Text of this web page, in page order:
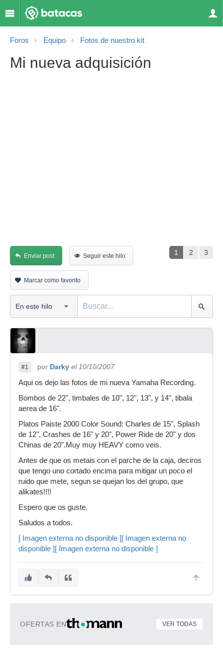
Foros Equipo Fotos de nuestro kit
Mi nueva adquisición
1 2 3
Enviar post Seguir este hilo
Marcar como favorito
#1 por Darky el 10/10/2007
Aqui os dejo las fotos de mi nueva Yamaha Recording.
Bombos de 22", timbales de 10", 12", 13", y 14", tibala
aerea de 16".
Platos Paiste 2000 Color Sound: Charles de 15", Splash
de 12", Crashes de 16" y 20", Power Ride de 20" y dos
Chinas de 20".Muy muy HEAVY como veis.
Antes de que os metais con el parche de la caja, deciros
que tengo uno cortado encima para mitigar un poco el
ruido que mete, segun se quejan los del grupo, que
alikates!!!!
Espero que os guste.
Saludos a todos.
[ Imagen externa no disponible ] [ Imagen externa no
disponible ] [ Imagen externa no disponible ]
OFERTAS EN VER TODAS